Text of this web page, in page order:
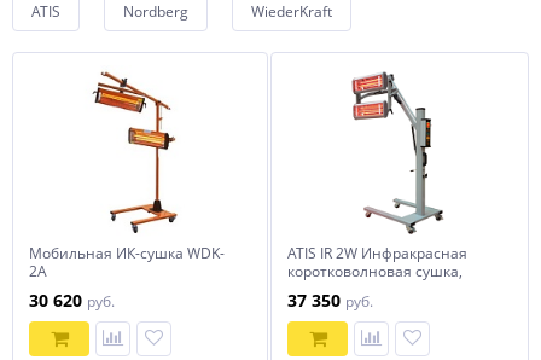
ATIS Nordberg WiederKraft
Мобильная ИК-сушка WDK-
2A
30 620 руб.
ATIS IR 2W Инфракрасная
коротковолновая сушка,
37 350 руб.